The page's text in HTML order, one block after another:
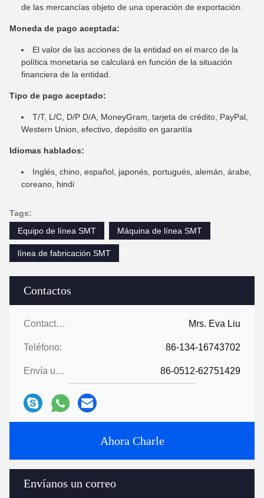
Contactos
Contactos: Mrs. Eva Liu
Teléfono: 86-134-16743702
Envía un fax.: 86-0512-62751429
Ahora Charle
Envíanos un correo
de las mercancías objeto de una operación de exportación.
Moneda de pago aceptada:
El valor de las acciones de la entidad en el marco de la
política monetaria se calculará en función de la situación
financiera de la entidad.
Tipo de pago aceptado:
T/T, L/C, D/P D/A, MoneyGram, tarjeta de crédito, PayPal,
Western Union, efectivo, depósito en garantía
Idiomas hablados:
Inglés, chino, español, japonés, portugués, alemán, árabe,
coreano, hindi
Tags:
Equipo de línea SMT
Máquina de línea SMT
línea de fabricación SMT